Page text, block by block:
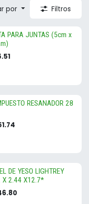
por
Filtros
PARA JUNTAS (5cm x
RESANADOR 28
DE YESO LIGHTREY
X 2.44 X12.7*